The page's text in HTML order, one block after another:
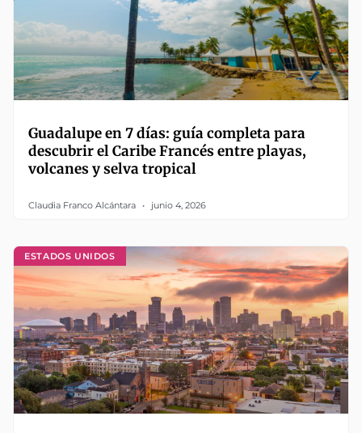
Guadalupe en 7 días: guía completa para
descubrir el Caribe Francés entre playas,
volcanes y selva tropical
Claudia Franco Alcántara junio 4, 2026
ESTADOS UNIDOS